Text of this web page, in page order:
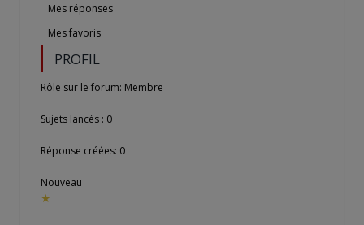
Mes réponses
Mes favoris
PROFIL
Rôle sur le forum: Membre
Sujets lancés : 0
Réponse créées: 0
Nouveau
★